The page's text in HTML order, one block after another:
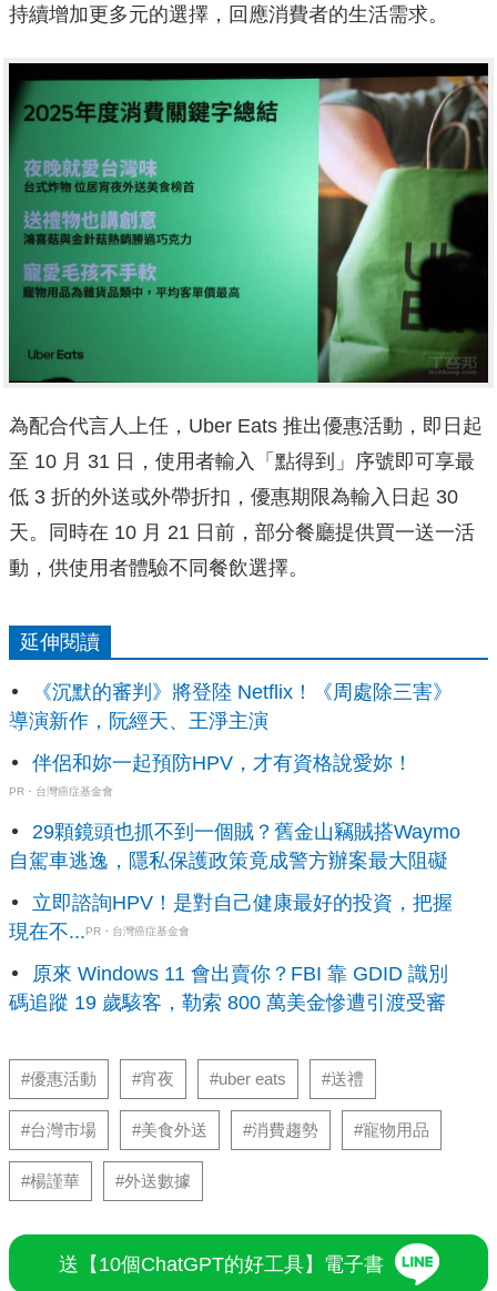
持續增加更多元的選擇，回應消費者的生活需求。
為配合代言人上任，Uber Eats 推出優惠活動，即日起
至 10 月 31 日，使用者輸入「點得到」序號即可享最
低 3 折的外送或外帶折扣，優惠期限為輸入日起 30
天。同時在 10 月 21 日前，部分餐廳提供買一送一活
動，供使用者體驗不同餐飲選擇。
延伸閱讀
《沉默的審判》將登陸 Netflix！《周處除三害》
導演新作，阮經天、王淨主演
伴侶和妳一起預防HPV，才有資格說愛妳！
PR・台灣癌症基金會
29顆鏡頭也抓不到一個賊？舊金山竊賊搭Waymo
自駕車逃逸，隱私保護政策竟成警方辦案最大阻礙
立即諮詢HPV！是對自己健康最好的投資，把握
現在不... PR・台灣癌症基金會
原來 Windows 11 會出賣你？FBI 靠 GDID 識別
碼追蹤 19 歲駭客，勒索 800 萬美金慘遭引渡受審
#優惠活動 #宵夜 #uber eats #送禮
#台灣市場 #美食外送 #消費趨勢 #寵物用品
#楊謹華 #外送數據
送【10個ChatGPT的好工具】電子書